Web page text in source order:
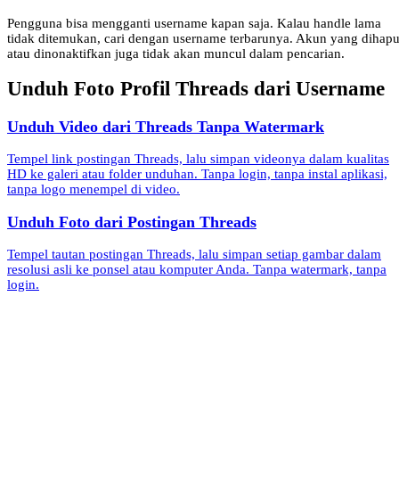
Pengguna bisa mengganti username kapan saja. Kalau handle lama
tidak ditemukan, cari dengan username terbarunya. Akun yang
atau dinonaktifkan juga tidak akan muncul dalam pencarian.
Unduh Foto Profil Threads dari Username
Unduh Video dari Threads Tanpa Watermark
Tempel link postingan Threads, lalu simpan videonya dalam kualitas
HD ke galeri atau folder unduhan. Tanpa login, tanpa instal aplikasi,
tanpa logo menempel di video.
Unduh Foto dari Postingan Threads
Tempel tautan postingan Threads, lalu simpan setiap gambar dalam
resolusi asli ke ponsel atau komputer Anda. Tanpa watermark, tanpa
login.